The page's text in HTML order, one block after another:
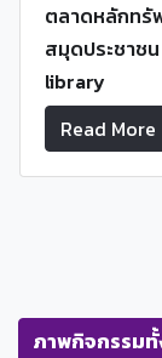
ตลาดหลักทรั
สมุดประชาชน
library
Read More
ภาพกิจกรรม